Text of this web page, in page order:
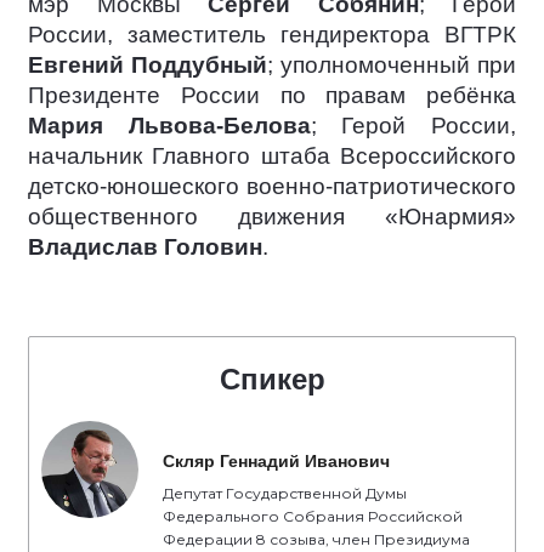
России, заместитель гендиректора ВГТРК
Евгений Поддубный; уполномоченный при
Президенте России по правам ребёнка
Мария Львова-Белова; Герой России,
начальник Главного штаба Всероссийского
детско-юношеского военно-патриотического
общественного движения «Юнармия»
Владислав Головин.
Спикер
Скляр Геннадий Иванович
Депутат Государственной Думы
Федерального Собрания Российской
Федерации 8 созыва, член Президиума